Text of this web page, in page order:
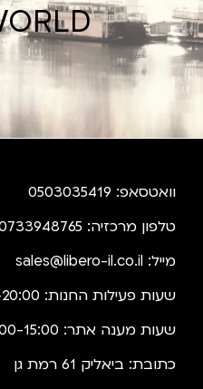
וואטסאפ: 0503035419
טלפון מרכזיה: 0733948765
מייל: sales@libero-il.co.il
שעות פעילות החנות: 10:00-20:00
שעות מענה אתר: 10:00-15:00
כתובת: ביאליק 61 רמת גן